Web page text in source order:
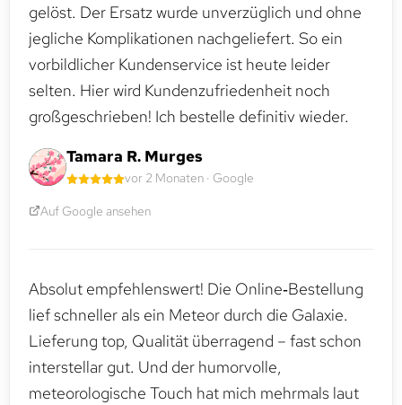
gelöst. Der Ersatz wurde unverzüglich und ohne
jegliche Komplikationen nachgeliefert. So ein
vorbildlicher Kundenservice ist heute leider
selten. Hier wird Kundenzufriedenheit noch
großgeschrieben! Ich bestelle definitiv wieder.
Tamara R. Murges
vor 2 Monaten · Google
Auf Google ansehen
Absolut empfehlenswert! Die Online‑Bestellung
lief schneller als ein Meteor durch die Galaxie.
Lieferung top, Qualität überragend – fast schon
interstellar gut. Und der humorvolle,
meteorologische Touch hat mich mehrmals laut